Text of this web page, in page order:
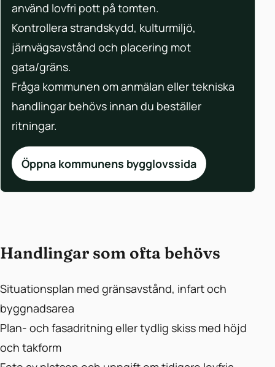
använd lovfri pott på tomten.
Kontrollera strandskydd, kulturmiljö,
järnvägsavstånd och placering mot
gata/gräns.
Fråga kommunen om anmälan eller tekniska
handlingar behövs innan du beställer
ritningar.
Öppna kommunens bygglovssida
Handlingar som ofta behövs
Situationsplan med gränsavstånd, infart och
byggnadsarea
Plan- och fasadritning eller tydlig skiss med höjd
och takform